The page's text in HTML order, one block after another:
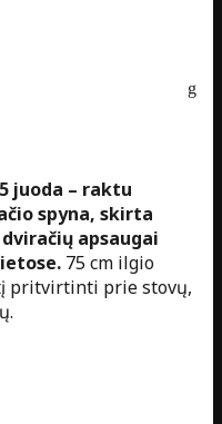
juoda – raktu
spyna, skirta
apsaugai
75 cm ilgio
pritvirtinti prie stovų,